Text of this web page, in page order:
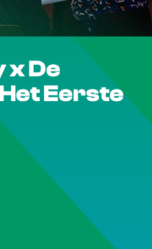
De
Eerste